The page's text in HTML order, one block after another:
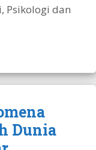
, Psikologi dan
Dunia